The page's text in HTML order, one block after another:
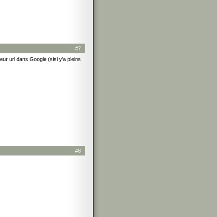
#7
url dans Google (sisi y'a pleins
#8